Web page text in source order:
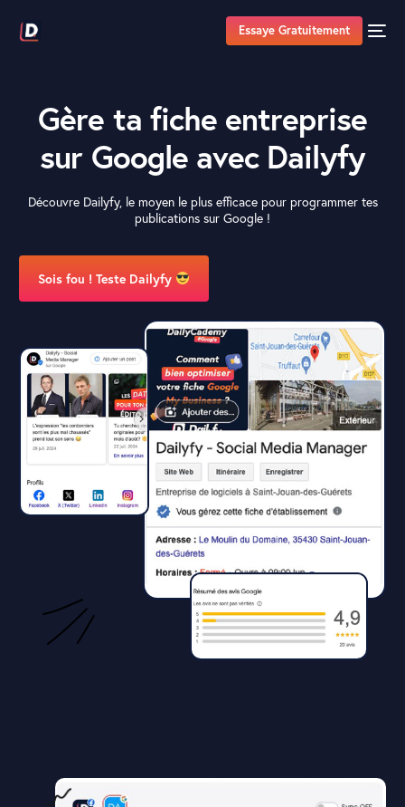
Essaye Gratuitement
Gère ta fiche entreprise
sur Google avec Dailyfy
Découvre Dailyfy, le moyen le plus efficace pour programmer tes
publications sur Google !
Sois fou ! Teste Dailyfy